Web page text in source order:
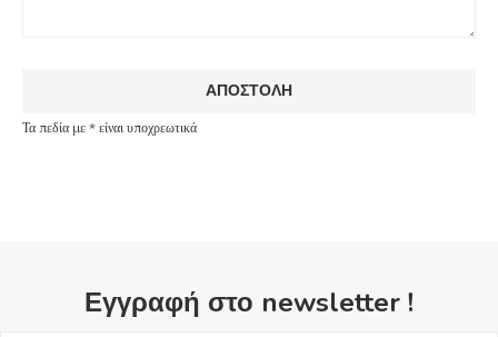
Τα πεδία με * είναι υποχρεωτικά
Εγγραφή στο newsletter !